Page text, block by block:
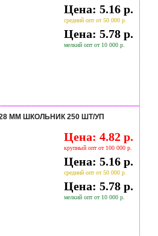
Цена: 5.16 р.
средний опт от 50 000 р.
Цена: 5.78 р.
мелкий опт от 10 000 р.
ММ ШКОЛЬНИК 250 ШТ/УП
Цена: 4.82 р.
крупный опт от 100 000 р.
Цена: 5.16 р.
средний опт от 50 000 р.
Цена: 5.78 р.
мелкий опт от 10 000 р.